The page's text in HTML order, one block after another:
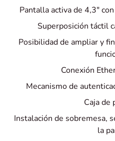
Pantalla activa de 4,3"
Superposición táctil
Posibilidad de ampliar y
Conexión
Mecanismo de
Caja de
Instalación de sobremesa,
la